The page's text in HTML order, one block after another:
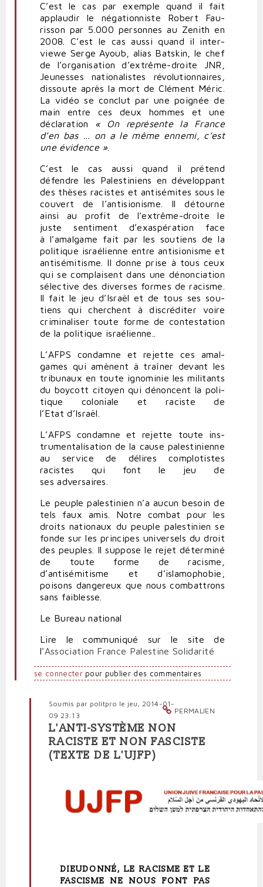
C’est le cas par exemple quand il fait
applaudir le néga­tion­niste Robert Fau­
risson par 5 000 per­sonnes au Zenith en
2008 . C’est le cas aussi quand il inter­
viewe Serge Ayoub, alias Batskin, le chef
de l’organisation d’extrême-droite JNR
Jeu­nesses natio­na­listes révo­lu­tion­naires,
dis­soute après la mort de Clément Méric.
La vidéo se conclut par une poignée de
main entre ces deux hommes et une
décla­ration « On repré­sente la France
d’en bas … on a le même ennemi, c’est
une évidence ».
C’est le cas aussi quand il prétend
défendre les Pales­ti­niens en déve­loppant
des thèses racistes et anti­sé­mites sous le
couvert de l’antisionisme. Il détourne
ainsi au profit de l’extrême-droite le
juste sen­timent d’exaspération face
à l’amalgame fait par les sou­tiens de la
poli­tique israé­lienne entre anti­sio­nisme et
anti­sé­mi­tisme. Il donne prise à tous ceux
qui se com­plaisent dans une dénon­ciation
sélective des diverses formes de racisme.
Il fait le jeu d’Israël et de tous ses sou­
tiens qui cherchent à dis­cré­diter voire
cri­mi­na­liser toute forme de contes­tation
de la poli­tique israé­lienne..
L’AFPS condamne et rejette ces amal­
games qui amènent à traîner devant les
tri­bunaux en toute igno­minie les mili­tants
du boycott citoyen qui dénoncent la poli­
tique colo­niale et raciste de
l’Etat d’Israël.
L’AFPS condamne et rejette toute ins­
tru­men­ta­li­sation de la cause pales­ti­nienne
au service de délires com­plo­tistes
racistes qui font le jeu de
ses adversaires.
Le peuple pales­tinien n’a aucun besoin de
tels faux amis. Notre combat pour les
droits nationaux du peuple pales­tinien se
fonde sur les prin­cipes uni­versels du droit
des peuples. Il suppose le rejet déterminé
de toute forme de racisme,
d’antisémitisme et d’islamophobie,
poisons dan­gereux que nous com­bat­trons
sans faiblesse.
Le Bureau national
Lire le communiqué sur le site de
l'Association France Palestine Solidarité
se connecterpour publier des commentaires
PERMALIEN
Soumis par politpro le jeu, 2014-01-
09 23:13
En
réponse
à
imposteur
par
Polit'producteur
L'ANTI-SYSTÈME NON
RACISTE ET NON FASCISTE
(TEXTE DE L'UJFP)
DIEUDONNÉ, LE RACISME ET LE
FASCISME NE NOUS FONT PAS